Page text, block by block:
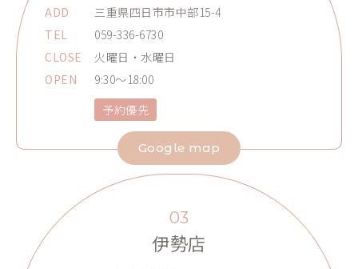
ADD
三重県四日市市中部15-4
TEL
059-336-6730
CLOSE
火曜日・水曜日
OPEN
9:30～18:00
予約優先
Google map
03
伊勢店